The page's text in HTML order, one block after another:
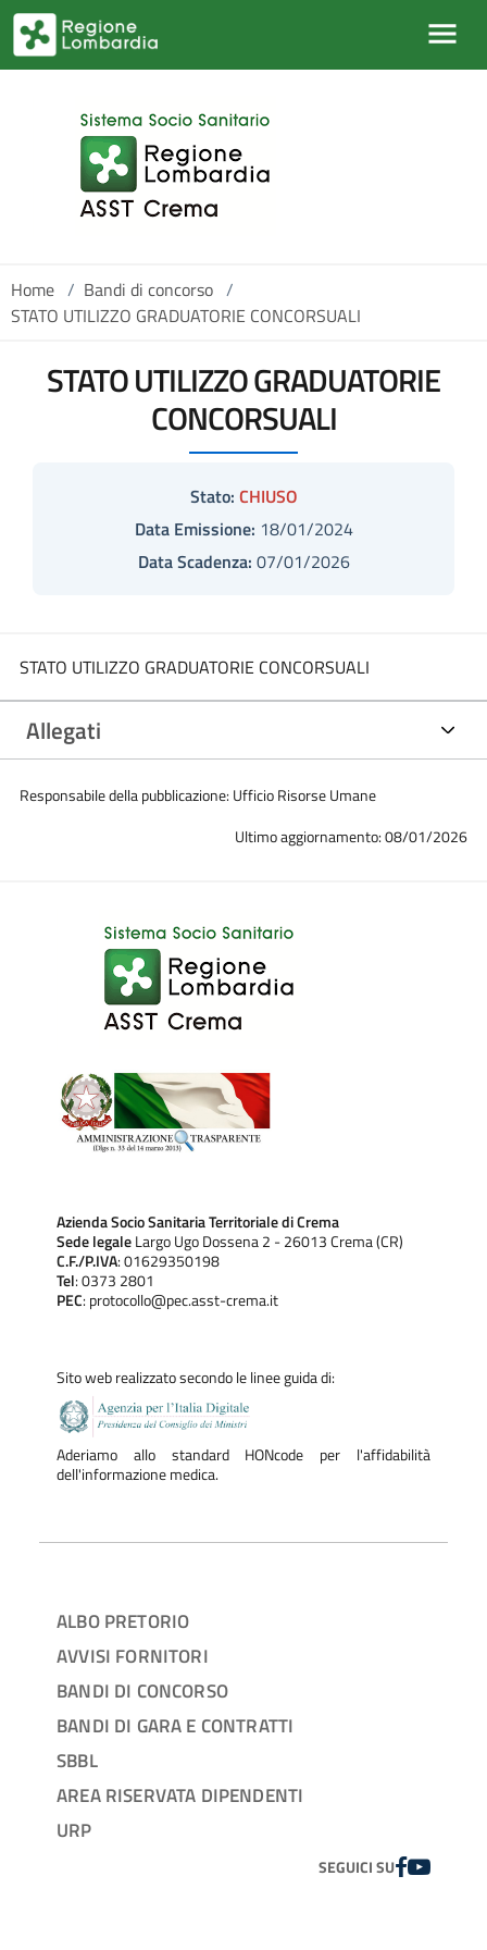
Salta al contenuto principale
Home / Bandi di concorso /
STATO UTILIZZO GRADUATORIE CONCORSUALI
STATO UTILIZZO GRADUATORIE
CONCORSUALI
Stato: CHIUSO
Data Emissione: 18/01/2024
Data Scadenza: 07/01/2026
STATO UTILIZZO GRADUATORIE CONCORSUALI
Allegati
Responsabile della pubblicazione: Ufficio Risorse Umane
Ultimo aggiornamento: 08/01/2026
Azienda Socio Sanitaria Territoriale di Crema
Sede legaleLargo Ugo Dossena 2 - 26013 Crema (CR)
C.F./P.IVA: 01629350198
Tel: 0373 2801
PEC: protocollo@pec.asst-crema.it
Sito web realizzato secondo le linee guida di:
Aderiamo allo standard HONcode per l'affidabilità
dell'informazione medica.
ALBO PRETORIO
AVVISI FORNITORI
BANDI DI CONCORSO
BANDI DI GARA E CONTRATTI
SBBL
AREA RISERVATA DIPENDENTI
URP
SEGUICI SUFACEBOOK
YOUTUBE